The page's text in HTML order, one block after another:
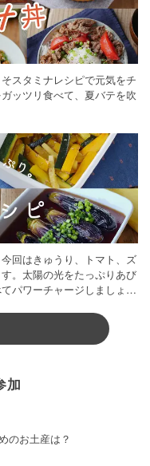
スタミナレシピで元気をチ
ッツリ食べて、夏バテを吹
回はきゅうり、トマト、ズ
。太陽の光をたっぷりあび
パワーチャージしましょう
加
のお土産は？